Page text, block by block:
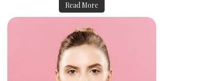
Read More